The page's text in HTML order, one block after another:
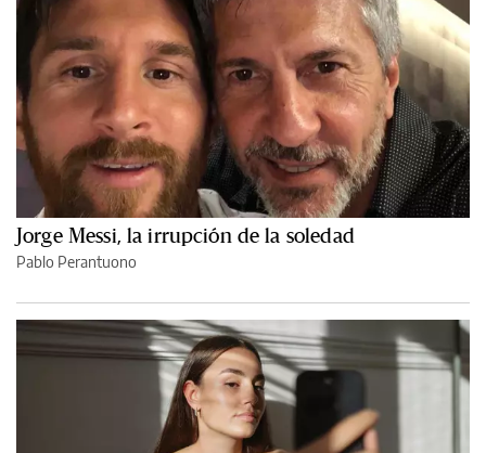
Jorge Messi, la irrupción de la soledad
Pablo Perantuono